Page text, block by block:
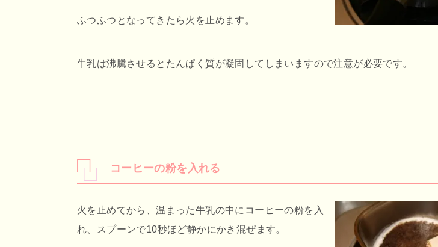
ふつふつとなってきたら火を止めます。
牛乳は沸騰させるとたんぱく質が凝固してしまいますので注意が必要です。
コーヒーの粉を入れる
火を止めてから、温まった牛乳の中にコーヒーの粉を入
れ、スプーンで10秒ほど静かにかき混ぜます。